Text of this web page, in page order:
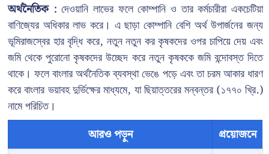
অর্থনৈতিক :দেওয়ানি লাভের ফলে কোম্পানি ও তার কর্মচারীরা একচেটিয়া
বাণিজ্যের অধিকার লাভ করে। এ ছাড়া কোম্পানি বেশি অর্থ উপার্জনের জন্য
ভূমিরাজস্বের হার বৃদ্ধি করে, নতুন নতুন কর কৃষকদের ওপর চাপিয়ে দেয় এবং
জমি থেকে পুরোনো কৃষকদের উচ্ছেদ করে নতুন কৃষককে জমি বন্দোবস্ত দিতে
থাকে। ফলে বাংলার অর্থনৈতিক ব্যবস্থা ভেঙে পড়ে এবং তা চরম আকার ধারণ
করে বাংলার ভয়াবহ দুর্ভিক্ষের মাধ্যমে, যা ছিয়াত্তরের মন্বন্তর (১৭৭০ খ্রি.)
নামে পরিচিত।
আরও পড়ুন
প্রয়োজনে